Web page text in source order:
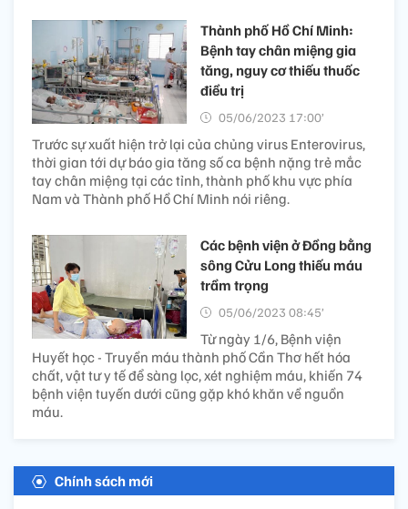
Thành phố Hồ Chí Minh:
Bệnh tay chân miệng gia
tăng, nguy cơ thiếu thuốc
điều trị
05/06/2023 17:00’
Trước sự xuất hiện trở lại của chủng virus Enterovirus,
thời gian tới dự báo gia tăng số ca bệnh nặng trẻ mắc
tay chân miệng tại các tỉnh, thành phố khu vực phía
Nam và Thành phố Hồ Chí Minh nói riêng.
Các bệnh viện ở Đồng bằng
sông Cửu Long thiếu máu
trầm trọng
05/06/2023 08:45’
Từ ngày 1/6, Bệnh viện
Huyết học - Truyền máu thành phố Cần Thơ hết hóa
chất, vật tư y tế để sàng lọc, xét nghiệm máu, khiến 74
bệnh viện tuyến dưới cũng gặp khó khăn về nguồn
máu.
Chính sách mới